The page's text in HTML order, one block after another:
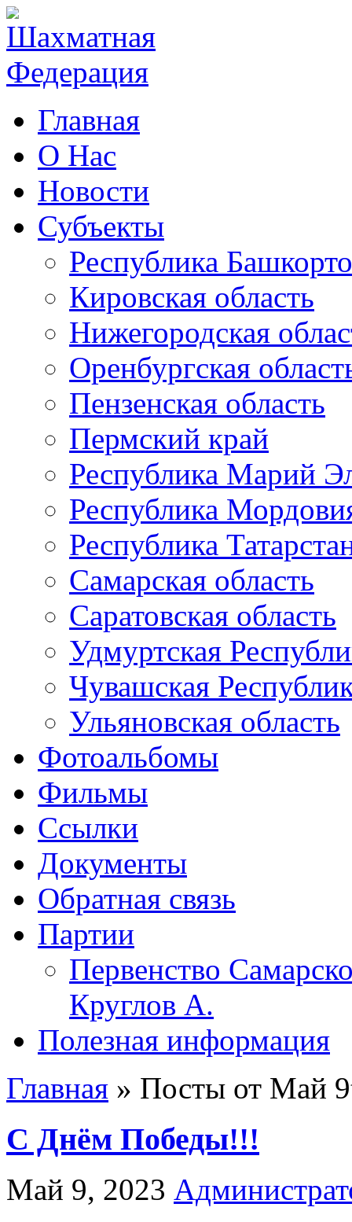
Главная
О Нас
Новости
Субъекты
Республика
Кировская область
Нижегородская
Оренбургская
Пензенская область
Пермский край
Республика Марий
Республика
Республика
Самарская область
Саратовская область
Удмуртская
Чувашская
Ульяновская область
Фотоальбомы
Фильмы
Ссылки
Документы
Обратная связь
Партии
Первенство
Круглов А.
Полезная информация
Главная » Посты от Май
С Днём Победы!!!
Май 9, 2023